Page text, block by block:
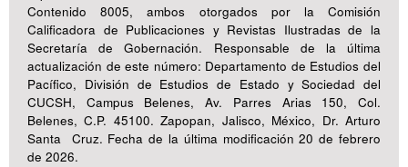
Contenido 8005, ambos otorgados por la Comisión
Calificadora de Publicaciones y Revistas Ilustradas de la
Secretaría de Gobernación. Responsable de la última
actualización de este número: Departamento de Estudios del
Pacífico, División de Estudios de Estado y Sociedad del
CUCSH, Campus Belenes, Av. Parres Arias 150, Col.
Belenes, C.P. 45100. Zapopan, Jalisco, México, Dr. Arturo
Santa Cruz. Fecha de la última modificación 20 de febrero
de 2026.